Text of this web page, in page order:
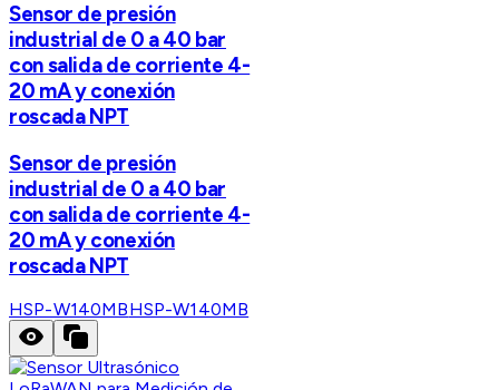
Sensor de presión
industrial de 0 a 40 bar
con salida de corriente 4-
20 mA y conexión
roscada NPT
Sensor de presión
industrial de 0 a 40 bar
con salida de corriente 4-
20 mA y conexión
roscada NPT
HSP-W140MBHSP-W140MB